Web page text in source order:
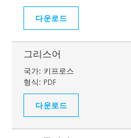
다운로드
그리스어
국가: 키프로스
형식: PDF
다운로드